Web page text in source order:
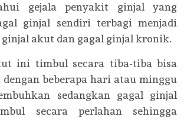
gejala penyakit ginjal yang
ginjal sendiri terbagi menjadi
akut dan gagal ginjal kronik.
ini timbul secara tiba-tiba bisa
beberapa hari atau minggu
sedangkan gagal ginjal
secara perlahan sehingga